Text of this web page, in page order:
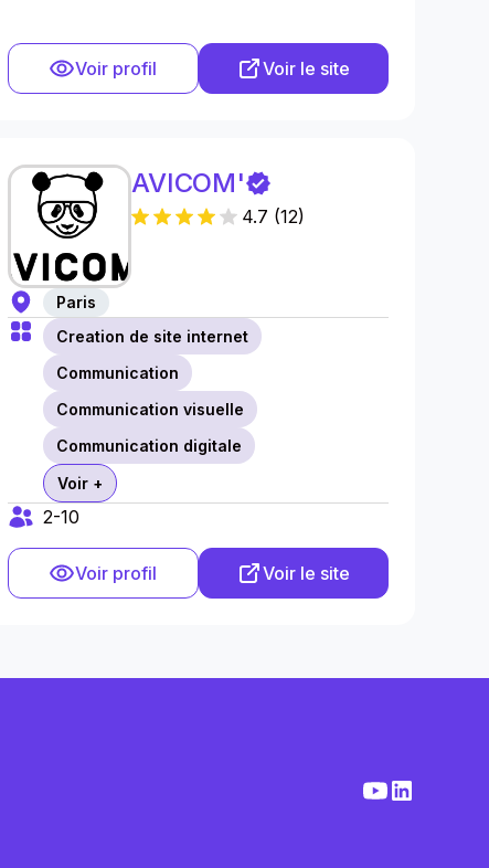
Voir profil Voir le site
AVICOM'
4.7 (12)
Paris
Creation de site internet
Communication
Communication visuelle
Communication digitale
Voir +
2-10
Voir profil Voir le site